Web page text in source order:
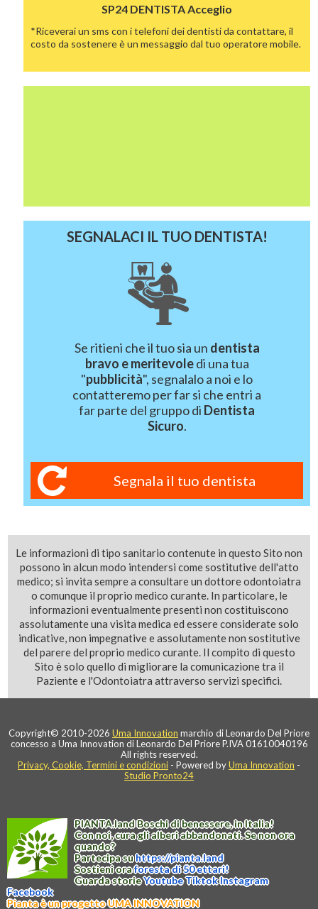
SP24 DENTISTAAcceglio
*Riceverai un sms con i telefoni dei dentisti da contattare, il
costo da sostenere è un messaggio dal tuo operatore mobile.
SEGNALACI IL TUO DENTISTA!
Se ritieni che il tuo sia un dentista
bravo e meritevoledi una tua
"pubblicità", segnalalo a noi e lo
contatteremo per far si che entri a
far parte del gruppo di Dentista
Sicuro.
Segnala il tuo dentista
Le informazioni di tipo sanitario contenute in questo Sito non
possono in alcun modo intendersi come sostitutive dell'atto
medico; si invita sempre a consultare un dottore odontoiatra
o comunque il proprio medico curante. In particolare, le
informazioni eventualmente presenti non costituiscono
assolutamente una visita medica ed essere considerate solo
indicative, non impegnative e assolutamente non sostitutive
del parere del proprio medico curante. Il compito di questo
Sito è solo quello di migliorare la comunicazione tra il
Paziente e l'Odontoiatra attraverso servizi specifici.
Copyright© 2010-2026 Uma Innovation marchio di Leonardo Del Priore
concesso a Uma Innovation di Leonardo Del Priore P.IVA 01610040196
All rights reserved.
Privacy, Cookie, Termini e condizioni - Powered byUma Innovation -
Studio Pronto24
PIANTA.landBoschi di benessere, in Italia!
Con noi, cura gli alberi abbandonati. Se non ora
quando?
Partecipa suhttps://pianta.land
Sostieni oraforesta di 50 ettari!
Guarda storieYoutubeTiktokInstagram
Facebook
Pianta è un progetto UMA INNOVATION